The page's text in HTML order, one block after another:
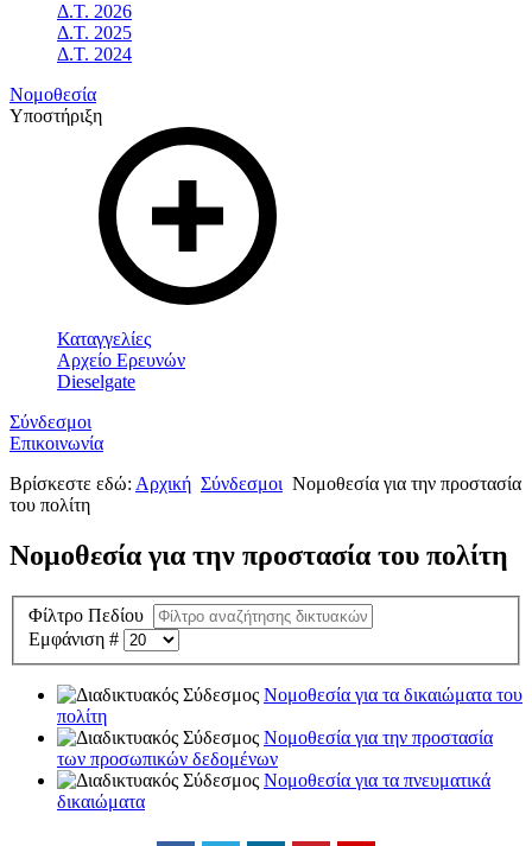
Δ.Τ. 2026
Δ.Τ. 2025
Δ.Τ. 2024
Νομοθεσία
Υποστήριξη
Καταγγελίες
Αρχείο Ερευνών
Dieselgate
Σύνδεσμοι
Επικοινωνία
Βρίσκεστε εδώ: Αρχική Σύνδεσμοι Νομοθεσία για την προστασία
του πολίτη
Νομοθεσία για την προστασία του πολίτη
Φίλτρο Πεδίου
Εμφάνιση #
Νομοθεσία για τα δικαιώματα του
πολίτη
Νομοθεσία για την προστασία
των προσωπικών δεδομένων
Νομοθεσία για τα πνευματικά
δικαιώματα